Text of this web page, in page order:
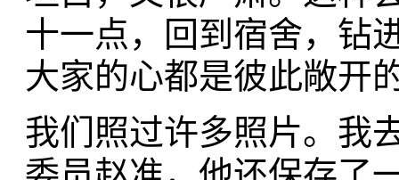
十一点，回到宿舍，钻
大家的心都是彼此敞开
我们照过许多照片。我